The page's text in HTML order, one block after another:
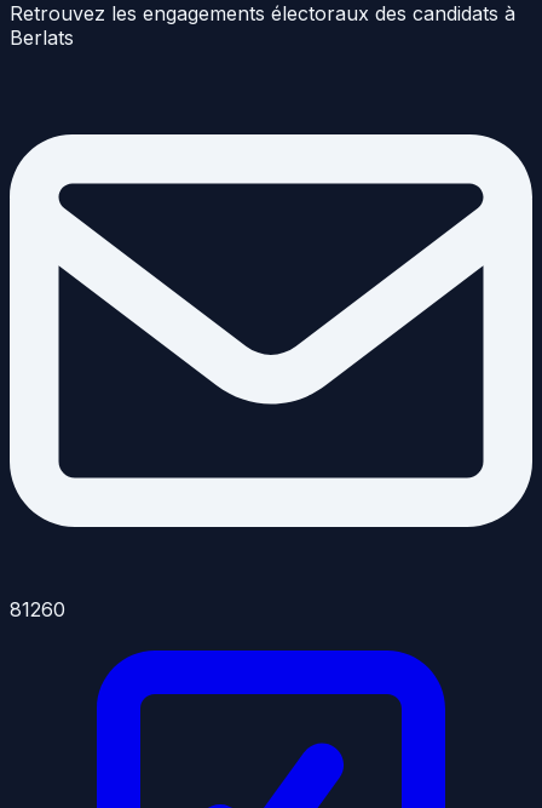
Retrouvez les engagements électoraux des candidats à
Berlats
81260